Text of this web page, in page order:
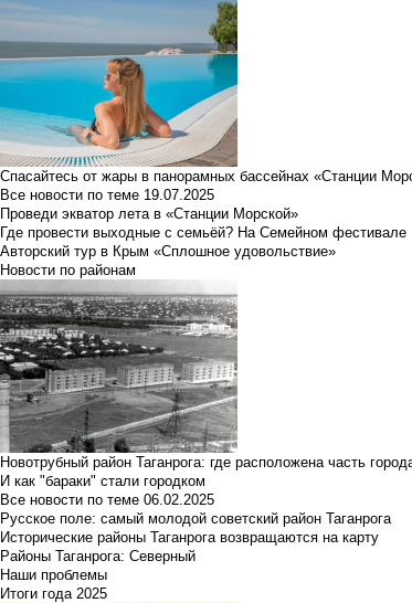
Спасайтесь от жары в панорамных бассейнах «Станции
Все новости по теме 19.07.2025
Проведи экватор лета в «Станции Морской»
Где провести выходные с семьёй? На Семейном фестивале
Авторский тур в Крым «Сплошное удовольствие»
Новости по районам
Новотрубный район Таганрога: где расположена часть
И как "бараки" стали городком
Все новости по теме 06.02.2025
Русское поле: самый молодой советский район Таганрога
Исторические районы Таганрога возвращаются на карту
Районы Таганрога: Северный
Наши проблемы
Итоги года 2025